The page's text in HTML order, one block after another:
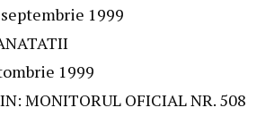
1999
1999
MONITORUL OFICIAL NR. 508